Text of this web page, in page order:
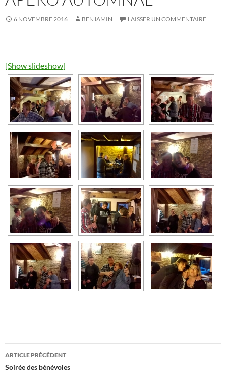
6 NOVEMBRE 2016 BENJAMIN LAISSER UN COMMENTAIRE
[Show slideshow]
Navigation
des
ARTICLE PRÉCÉDENT
Soirée des bénévoles